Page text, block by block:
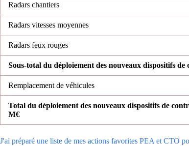
Radars chantiers
Radars vitesses moyennes
Radars feux rouges
Sous-total du déploiement des nouveaux dispositifs
Remplacement de véhicules
Total du déploiement des nouveaux dispositifs de
M€
J'ai préparé une liste de mes actions favorites PEA et CTO